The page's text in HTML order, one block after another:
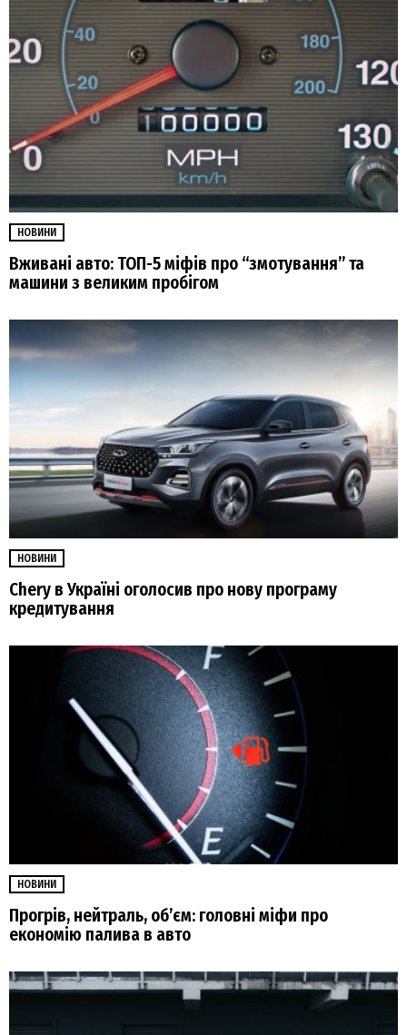
НОВИНИ
Вживані авто: ТОП-5 міфів про “змотування” та
машини з великим пробігом
НОВИНИ
Chery в Україні оголосив про нову програму
кредитування
НОВИНИ
Прогрів, нейтраль, обʼєм: головні міфи про
економію палива в авто